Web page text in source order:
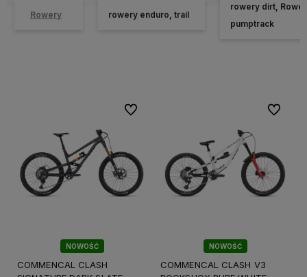
Rowery rowery enduro, trail
rowery dirt,
pumptrack
NOWOŚĆ
COMMENCAL CLASH
Do ulubionych
NOWOŚĆ
COMMENCAL CLASH V3
Do